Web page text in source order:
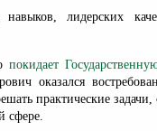
навыков, лидерских
покидает
оказался
практические
сфере.